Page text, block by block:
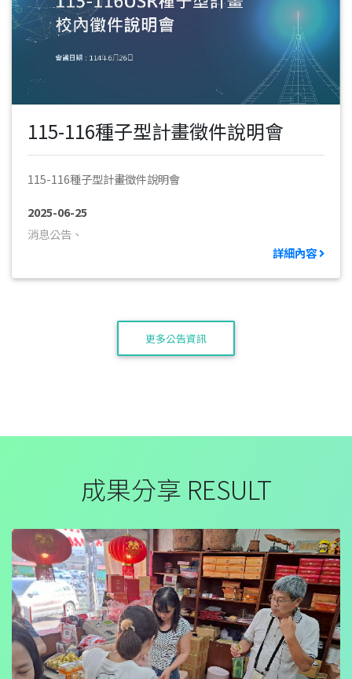
115-116種子型計畫徵件說明會
115-116種子型計畫徵件說明會
2025-06-25
消息公告、
詳細內容
更多公告資訊
成果分享 RESULT